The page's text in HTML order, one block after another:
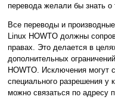
перевода желали бы знать о
Все переводы и
Linux HOWTO должны
правах. Это делается в
дополнительных
HOWTO. Исключения могут
специального разрешения у
можно связаться по адресу